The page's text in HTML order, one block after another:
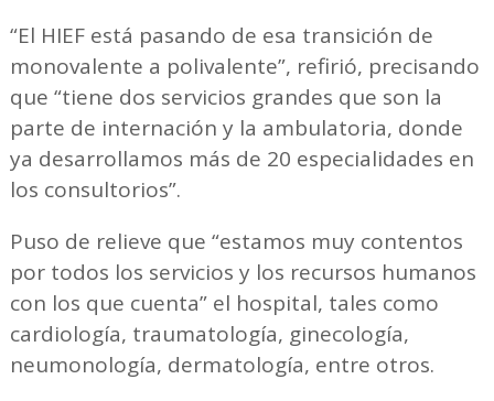
“El HIEF está pasando de esa transición de
monovalente a polivalente”, refirió, precisando
que “tiene dos servicios grandes que son la
parte de internación y la ambulatoria, donde
ya desarrollamos más de 20 especialidades en
los consultorios”.
Puso de relieve que “estamos muy contentos
por todos los servicios y los recursos humanos
con los que cuenta” el hospital, tales como
cardiología, traumatología, ginecología,
neumonología, dermatología, entre otros.